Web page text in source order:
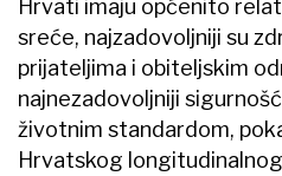
Hrvati imaju općenito
sreće, najzadovoljniji su
prijateljima i obiteljskim
najnezadovoljniji
životnim standardom,
Hrvatskog